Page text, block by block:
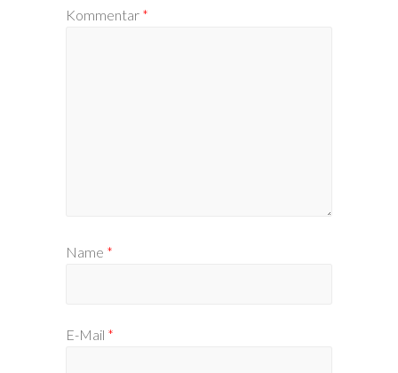
Kommentar *
Name *
E-Mail *